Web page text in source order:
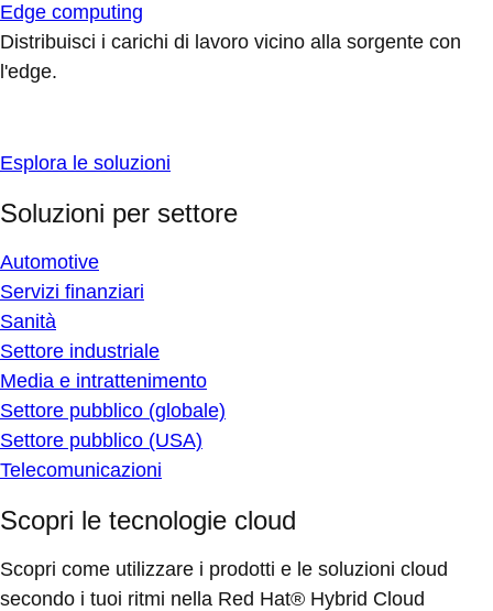
Edge computing
Distribuisci i carichi di lavoro vicino alla sorgente con
l'edge.
Esplora le soluzioni
Soluzioni per settore
Automotive
Servizi finanziari
Sanità
Settore industriale
Media e intrattenimento
Settore pubblico (globale)
Settore pubblico (USA)
Telecomunicazioni
Scopri le tecnologie cloud
Scopri come utilizzare i prodotti e le soluzioni cloud
secondo i tuoi ritmi nella Red Hat® Hybrid Cloud